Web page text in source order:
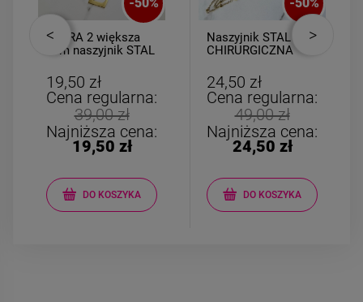
CYFRA 2 większa
3cm naszyjnik STAL
19,50 zł
Cena regularna:
39,00 zł
Najniższa cena:
19,50 zł
DO KOSZYKA
Naszyjnik STAL
CHIRURGICZNA
łańcuszki
24,50 zł
Cena regularna:
49,00 zł
Najniższa cena:
24,50 zł
DO KOSZYKA